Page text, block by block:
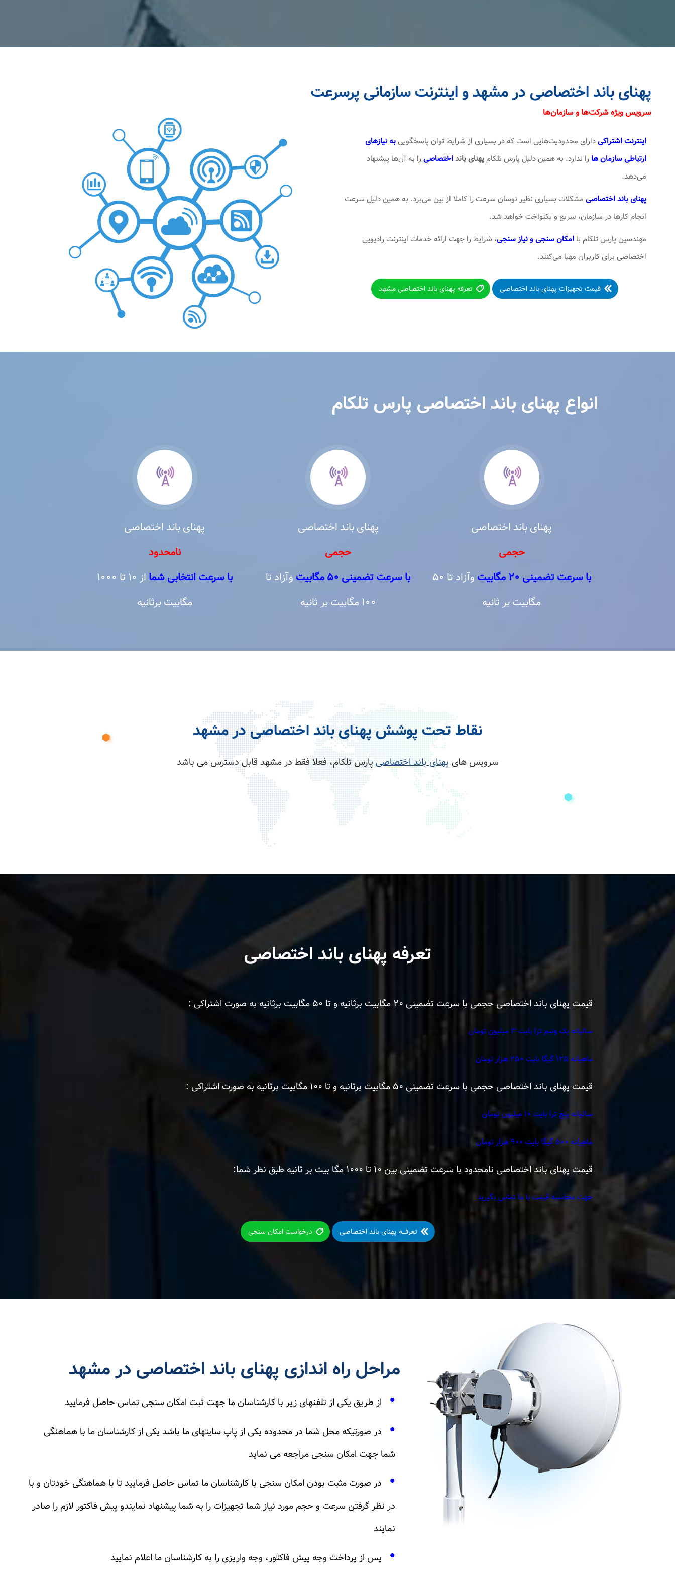
پهنای باند اختصاصی در مشهد و اینترنت سازمانی پرسرعت
سرویس ویژه شرکت‌ها و سازمان‌ها
اینترنت اشتراکیدارای محدودیت‌هایی است که در بسیاری از شرایط توان پاسخگوییبه نیازهای
ارتباطی سازمان ها را ندارد. به همین دلیل پارس تلکامپهنای باند اختصاصیرا به آن‌ها پیشنهاد
می‌دهد.
پهنای باند اختصاصی مشکلات بسیاری نظیر نوسان سرعت را کاملا از بین می‌برد. به همین دلیل سرعت
انجام کارها در سازمان، سریع و یکنواخت خواهد شد.
مهندسین پارس تلکام با امکان سنجی و نیاز سنجی، شرایط را جهت ارائه خدمات اینترنت رادیویی
اختصاصی برای کاربران مهیا می‌کنند.
قیمت تجهیزات پهنای باند اختصاصی تعرفه پهنای باند اختصاصی مشهد
انواع پهنای باند اختصاصی پارس تلکام
پهنای باند اختصاصی
حجمی
با سرعت تضمینی ۲۰ مگابیت
وآزاد تا ۵۰
مگابیت بر ثانیه
پهنای باند اختصاصی
حجمی
با سرعت تضمینی ۵۰ مگابیت
وآزاد تا
۱۰۰ مگابیت بر ثانیه
پهنای باند اختصاصی
نامحدود
با سرعت انتخابی شما
از ۱۰ تا ۱۰۰۰
مگابیت برثانیه
نقاط تحت پوشش پهنای باند اختصاصی در مشهد
سرویس های پهنای باند اختصاصیپارس تلکام، فعلا فقط در مشهد قابل دسترس می باشد
تعرفه پهنای باند اختصاصی
قیمت پهنای باند اختصاصی حجمی با سرعت تضمینی ۲۰ مگابیت برثانیه و تا ۵۰ مگابیت برثانیه به صورت اشتراکی :
سالیانه یک ونیم ترا بایت ۳ میلیون تومان
ماهیانه ۱۲۵ گیگا بایت ۲۵۰ هزار تومان
قیمت پهنای باند اختصاصی حجمی با سرعت تضمینی ۵۰ مگابیت برثانیه و تا ۱۰۰ مگابیت برثانیه به صورت اشتراکی :
سالیانه پنج ترا بایت ۱۰ میلیون تومان
ماهیانه ۵۰۰ گیگا بایت ۹۰۰ هزار تومان
قیمت پهنای باند اختصاصی نامحدود با سرعت تضمینی بین ۱۰ تا ۱۰۰۰ مگا بیت بر ثانیه طبق نظر شما:
جهت محاسبه قیمت با ما تماس بگیرید
تعرفـــه پهنای باند اختصاصی درخواست امکان سنجی
مراحل راه اندازی پهنای باند اختصاصی در مشهد
• از طریق یکی از تلفنهای زیر با کارشناسان ما جهت ثبت امکان سنجی تماس حاصل فرمایید
•
در صورتیکه محل شما در محدوده یکی از پاپ سایتهای ما باشد یکی از کارشناسان ما با هماهنگی
شما جهت امکان سنجی مراجعه می نماید
•
در صورت مثبت بودن امکان سنجی با کارشناسان ما تماس حاصل فرمایید تا با هماهنگی خودتان و با
در نظر گرفتن سرعت و حجم مورد نیاز شما تجهیزات را به شما پیشنهاد نمایندو پیش فاکتور لازم را صادر
نمایند
• پس از پرداخت وجه پیش فاکتور، وجه واریزی را به کارشناسان ما اعلام نمایید